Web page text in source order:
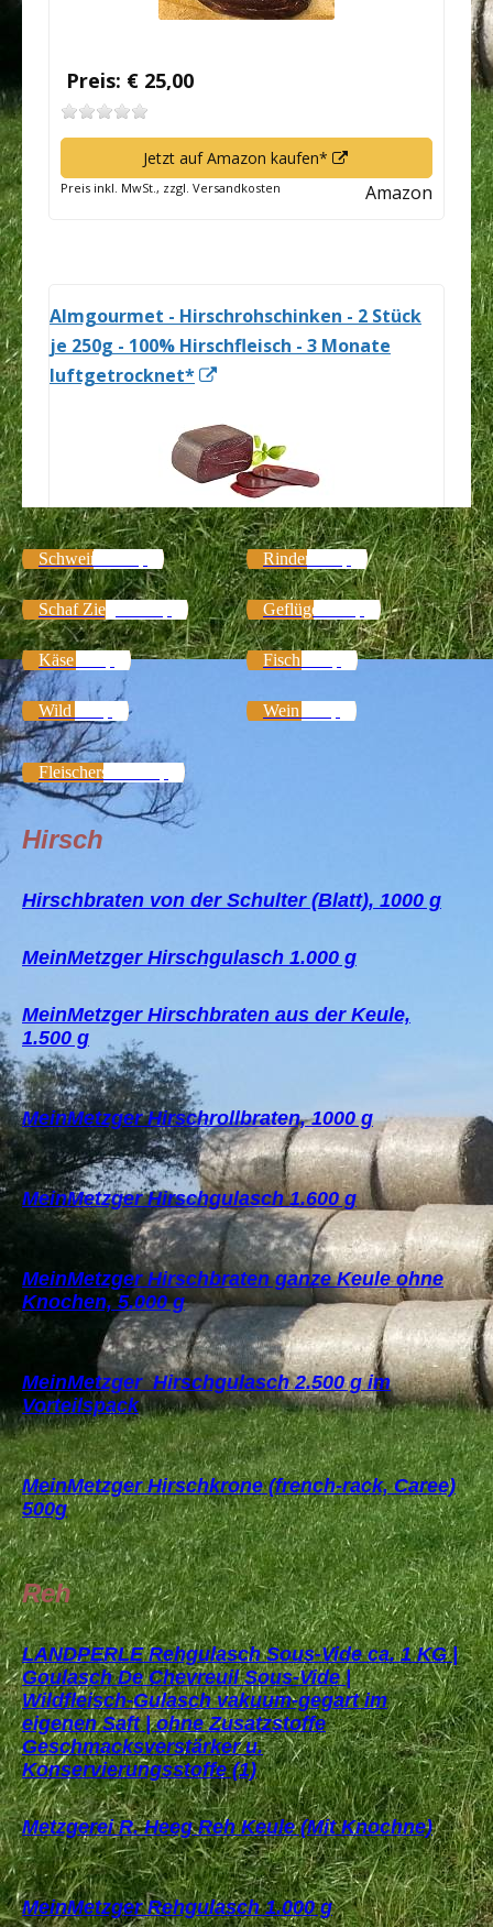
Schweine Shop Rinder Shop
Schaf Ziegen Shop Geflügel Shop
Käse Shop Fisch Shop
Wild Shop Wein Shop
Fleischersatz Shop
Hirsch
Hirschbraten von der Schulter (Blatt), 1000 g
MeinMetzger Hirschgulasch 1.000 g
MeinMetzger Hirschbraten aus der Keule,
1.500 g
MeinMetzger Hirschrollbraten, 1000 g
MeinMetzger Hirschgulasch 1.600 g
MeinMetzger Hirschbraten ganze Keule ohne
Knochen, 5.000 g
MeinMetzger Hirschgulasch 2.500 g im
Vorteilspack
MeinMetzger Hirschkrone (french-rack, Caree)
500g
Reh
LANDPERLE Rehgulasch Sous-Vide ca. 1 KG |
Goulasch De Chevreuil Sous-Vide |
Wildfleisch-Gulasch vakuum-gegart im
eigenen Saft | ohne Zusatzstoffe
Geschmacksverstärker u.
Konservierungsstoffe (1)
Metzgerei R. Heeg Reh Keule (Mit Knochne)
MeinMetzger Rehgulasch 1.000 g